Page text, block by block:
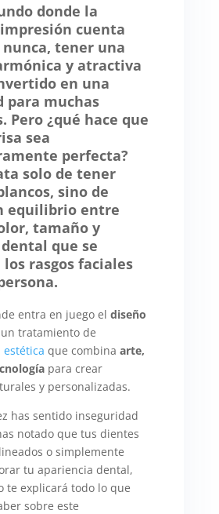
donde la
cuenta
nunca, tener una
y atractiva
en una
para muchas
Pero ¿qué hace que
sea
perfecta?
solo de tener
sino de
equilibrio entre
tamaño y
que se
rasgos faciales
entra en juego el diseño
tratamiento de
que combina arte,
para crear
y personalizadas.
has sentido inseguridad
notado que tus dientes
o simplemente
tu apariencia dental,
te explicará todo lo que
sobre este